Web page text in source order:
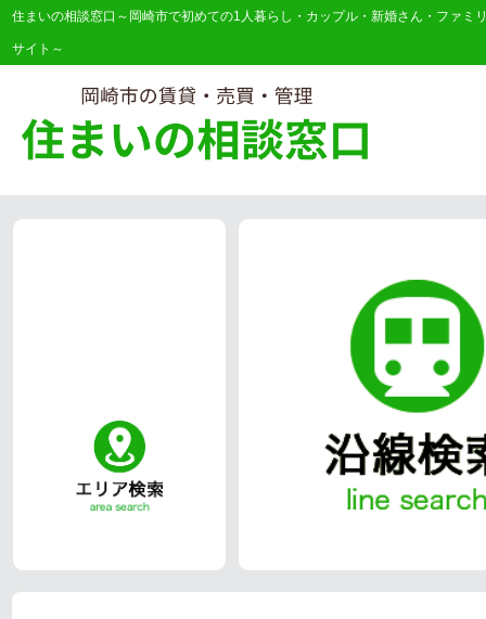
住まいの相談窓口～岡崎市で初めての1人暮らし・カップル・新婚さん・ファミ
サイト～